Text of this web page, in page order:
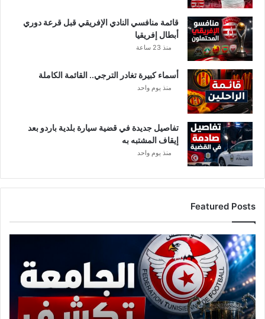
قائمة منافسي النادي الإفريقي قبل قرعة دوري
أبطال إفريقيا
منذ 23 ساعة
أسماء كبيرة تغادر الترجي.. القائمة الكاملة
منذ يوم واحد
تفاصيل جديدة في قضية سيارة بلدية باردو بعد
إيقاف المشتبه به
منذ يوم واحد
Featured Posts
ر
ا
د
س
م
ا